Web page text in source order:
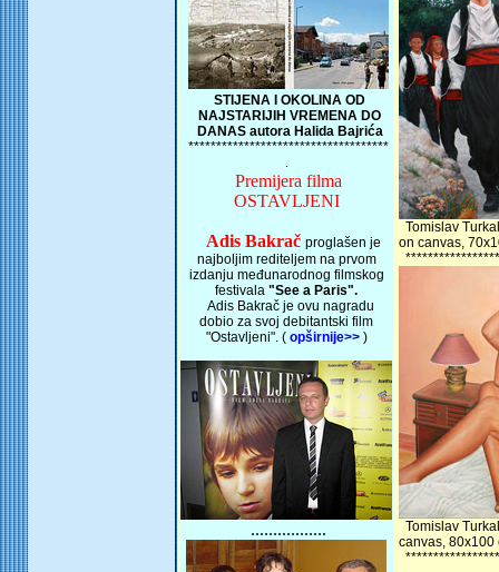
STIJENA I OKOLINA OD
NAJSTARIJIH VREMENA DO
DANAS autora Halida Bajrića
************************************
.
Premijera filma
OSTAVLJENI
Adis Bakrač proglašen je
najboljim rediteljem na prvom
izdanju međunarodnog filmskog
festivala "See a Paris".
Adis Bakrač je ovu nagradu
dobio za svoj debitantski film
"Ostavljeni". (opširnije>> )
.................
Tomislav
on canvas,
Tomislav
canvas, 80x100